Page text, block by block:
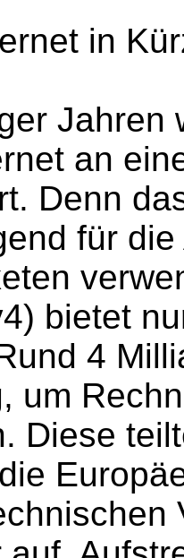
in
Jahren
an
Denn
für
bietet
4
um
Diese